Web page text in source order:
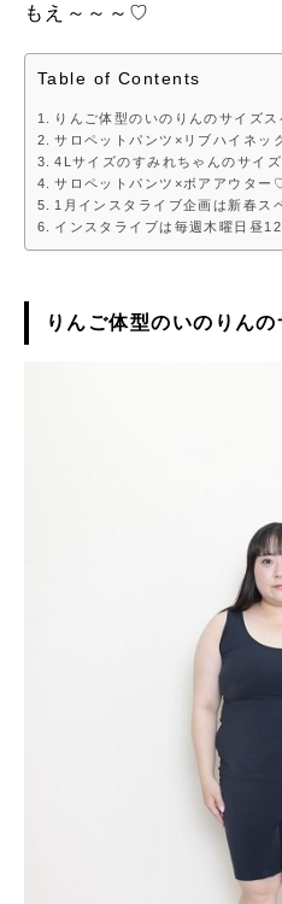
もえ～～～♡
Table of Contents
りんご体型のいのりんのサイズス
サロペットパンツ×リブハイネッ
4Lサイズのすみれちゃんのサイズ
サロペットパンツ×ボアアウター
1月インスタライブ企画は新春ス
インスタライブは毎週木曜日昼
りんご体型のいのりんの